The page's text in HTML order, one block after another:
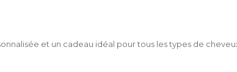
et un cadeau idéal pour tous les types de